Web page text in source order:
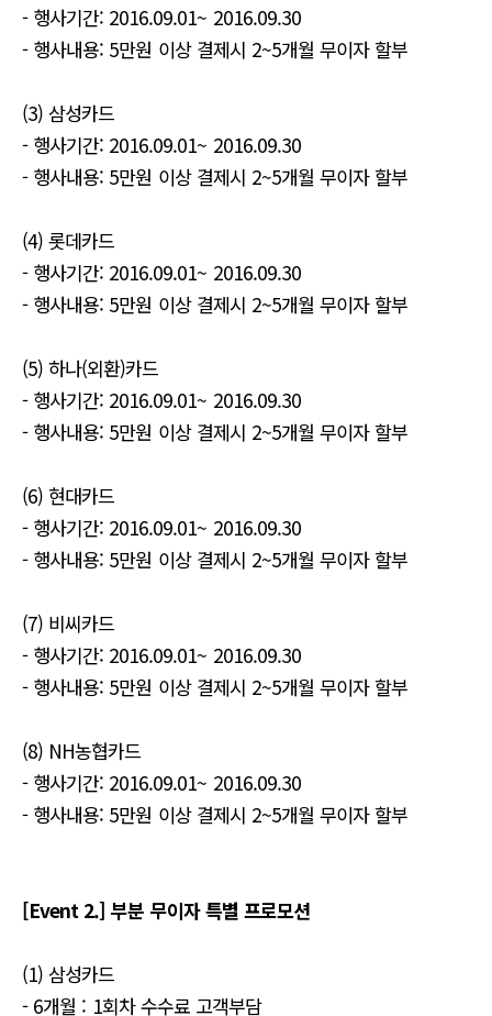
- 행사기간: 2016.09.01~ 2016.09.30
- 행사내용: 5만원 이상 결제시 2~5개월 무이자 할부
(3) 삼성카드
- 행사기간: 2016.09.01~ 2016.09.30
- 행사내용: 5만원 이상 결제시 2~5개월 무이자 할부
(4) 롯데카드
- 행사기간: 2016.09.01~ 2016.09.30
- 행사내용: 5만원 이상 결제시 2~5개월 무이자 할부
(5) 하나(외환)카드
- 행사기간: 2016.09.01~ 2016.09.30
- 행사내용: 5만원 이상 결제시 2~5개월 무이자 할부
(6) 현대카드
- 행사기간: 2016.09.01~ 2016.09.30
- 행사내용: 5만원 이상 결제시 2~5개월 무이자 할부
(7) 비씨카드
- 행사기간: 2016.09.01~ 2016.09.30
- 행사내용: 5만원 이상 결제시 2~5개월 무이자 할부
(8) NH농협카드
- 행사기간: 2016.09.01~ 2016.09.30
- 행사내용: 5만원 이상 결제시 2~5개월 무이자 할부
[Event 2.] 부분 무이자 특별 프로모션
(1) 삼성카드
- 6개월 : 1회차 수수료 고객부담